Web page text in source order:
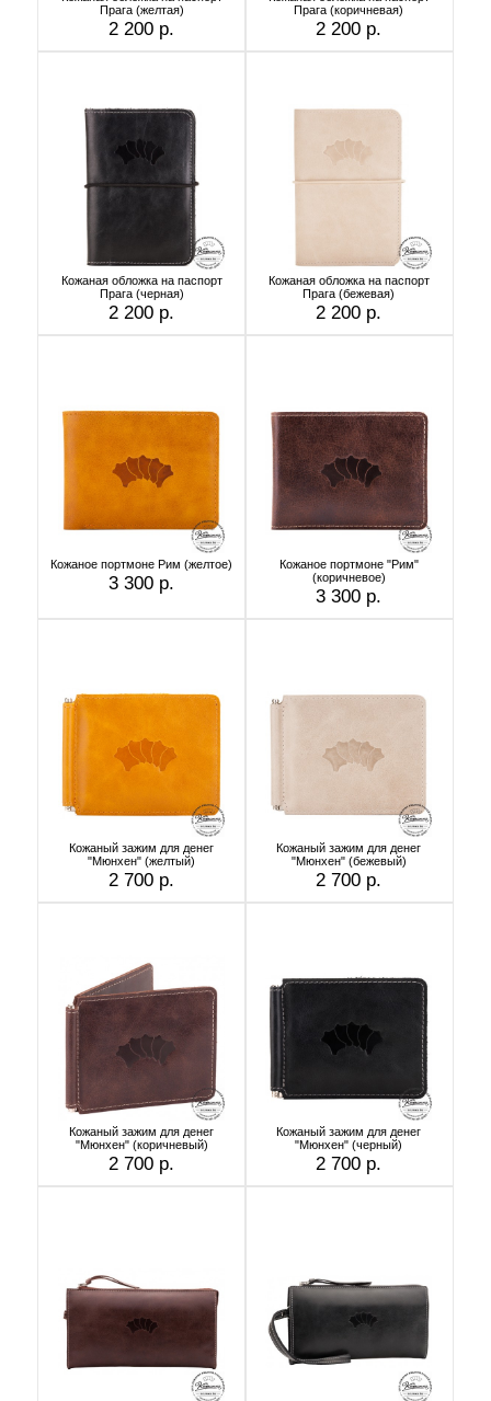
Прага (желтая)
2 200 р.
Прага (коричневая)
2 200 р.
Кожаная обложка на паспорт
Прага (черная)
2 200 р.
Кожаная обложка на паспорт
Прага (бежевая)
2 200 р.
Кожаное портмоне Рим (желтое)
3 300 р.
Кожаное портмоне "Рим"
(коричневое)
3 300 р.
Кожаный зажим для денег
"Мюнхен" (желтый)
2 700 р.
Кожаный зажим для денег
"Мюнхен" (бежевый)
2 700 р.
Кожаный зажим для денег
"Мюнхен" (коричневый)
2 700 р.
Кожаный зажим для денег
"Мюнхен" (черный)
2 700 р.